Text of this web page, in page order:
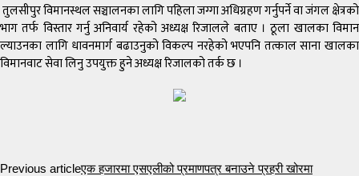
तुलसीपुर विमानस्थल सञ्चालनका लागि पहिला जग्गा अधिग्रहण गर्नुपर्ने वा जंगल क्षेत्रको
भाग तर्फ विस्तार गर्नु अनिवार्य रहेको अध्यक्ष रिजालले बताए । ठूला खालका विमान
ल्याउनका लागि धावनमार्ग बढाउनुको विकल्प नरहेको भएपनि तत्काल साना खालका
विमानवाट सेवा लिनु उपयुक्त हुने अध्यक्ष रिजालको तर्क छ ।
Previous articleएक हजारमा एसएलीको प्रमाणपत्र बनाउने प्रहरी खोरमा